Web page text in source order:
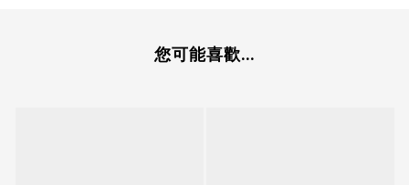
您可能喜歡...